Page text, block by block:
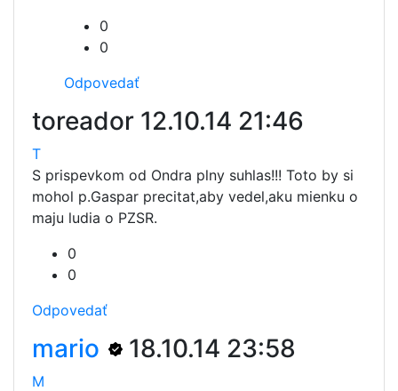
0
0
Odpovedať
toreador 12.10.14 21:46
T
S prispevkom od Ondra plny suhlas!!! Toto by si
mohol p.Gaspar precitat,aby vedel,aku mienku o
maju ludia o PZSR.
0
0
Odpovedať
mario 18.10.14 23:58
M